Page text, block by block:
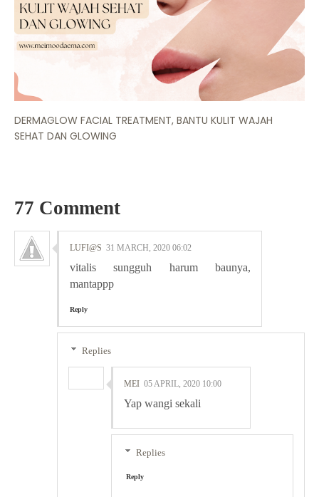
DERMAGLOW FACIAL TREATMENT, BANTU KULIT WAJAH
SEHAT DAN GLOWING
77 Comment
LUFI@S 31 MARCH, 2020 06:02
vitalis sungguh harum baunya,
mantappp
Reply
Replies
MEI 05 APRIL, 2020 10:00
Yap wangi sekali
Replies
Reply